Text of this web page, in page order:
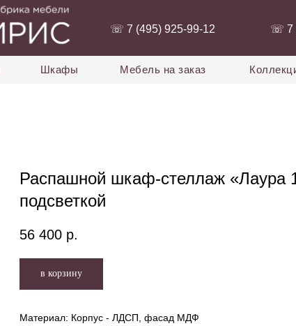
‭☏ 7 (495) 925-99-12‬
Шкафы Мебель на заказ
‭☏ 7
Распашной шкаф-стеллаж «Лаура
подсветкой
56 400 р.
в корзину
Материал: Корпус - ЛДСП, фасад МДФ